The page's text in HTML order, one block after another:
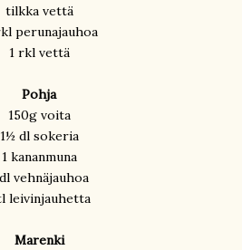
tilkka vettä
perunajauhoa
1 rkl vettä
Pohja
150g voita
1½ dl sokeria
1 kananmuna
vehnäjauhoa
leivinjauhetta
Marenki